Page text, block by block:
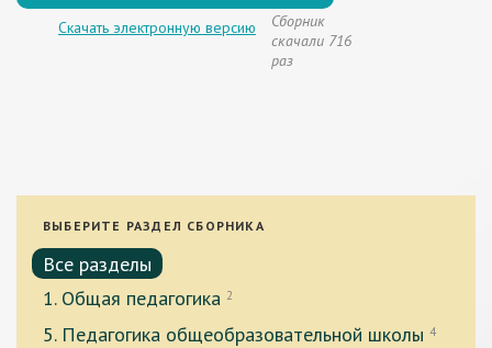
Скачать электронную версию
Сборник
скачали 716
раз
ВЫБЕРИТЕ РАЗДЕЛ СБОРНИКА
Все разделы
1. Общая педагогика 2
5. Педагогика общеобразовательной школы 4